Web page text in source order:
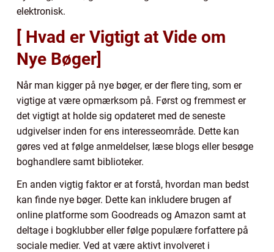
elektronisk.
[ Hvad er Vigtigt at Vide om
Nye Bøger]
Når man kigger på nye bøger, er der flere ting, som er
vigtige at være opmærksom på. Først og fremmest er
det vigtigt at holde sig opdateret med de seneste
udgivelser inden for ens interesseområde. Dette kan
gøres ved at følge anmeldelser, læse blogs eller besøge
boghandlere samt biblioteker.
En anden vigtig faktor er at forstå, hvordan man bedst
kan finde nye bøger. Dette kan inkludere brugen af
online platforme som Goodreads og Amazon samt at
deltage i bogklubber eller følge populære forfattere på
sociale medier. Ved at være aktivt involveret i